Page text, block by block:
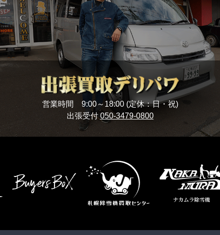
営業時間 9:00～18:00 (定休：日・祝)
出張受付050-3479-0800